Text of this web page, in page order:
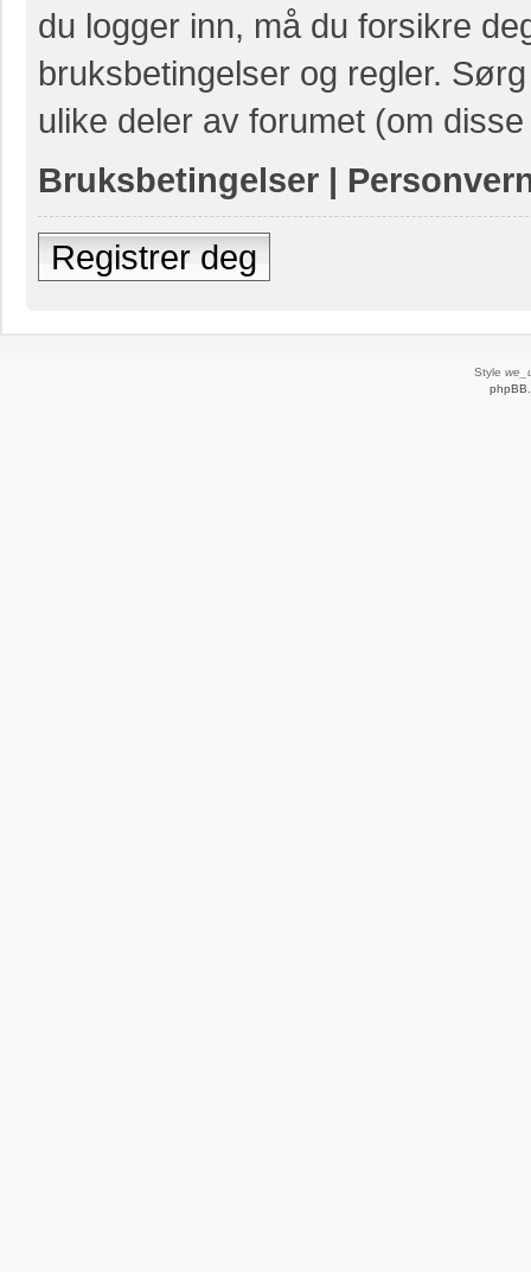
du logger inn, må du forsikre
bruksbetingelser og regler.
ulike deler av forumet (om
Bruksbetingelser |
Registrer deg
Style